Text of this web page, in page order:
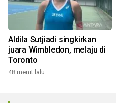
Aldila Sutjiadi singkirkan
juara Wimbledon, melaju di
Toronto
48 menit lalu